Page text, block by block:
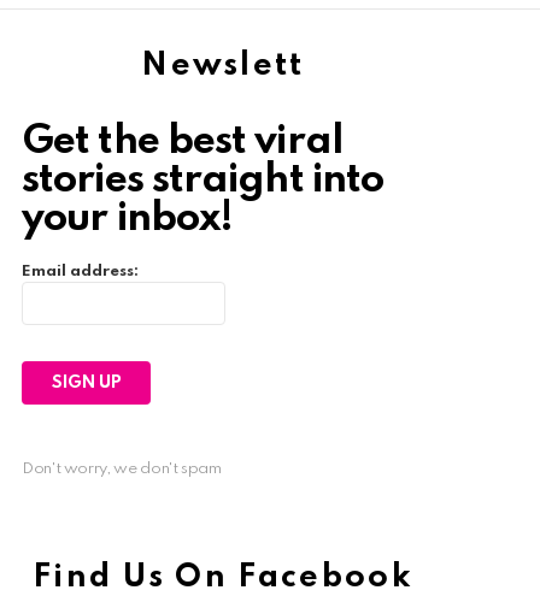
Newslett
Get the best viral
stories straight into
your inbox!
Email address:
Don't worry, we don't spam
Find Us On Facebook